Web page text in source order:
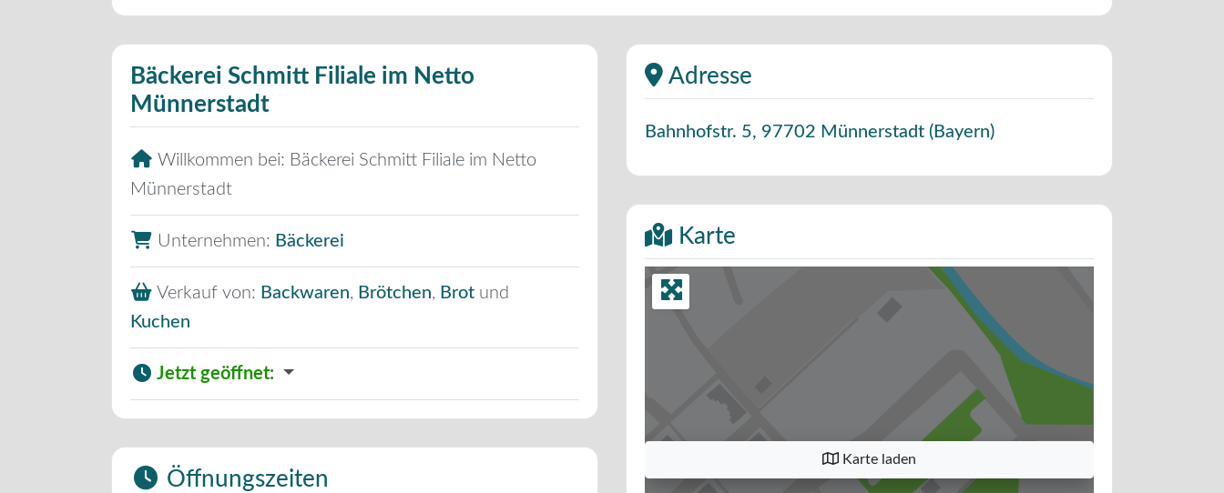
Bäckerei Schmitt Filiale im Netto
Münnerstadt
Willkommen bei: Bäckerei Schmitt Filiale im Netto
Münnerstadt
Unternehmen: Bäckerei
Verkauf von: Backwaren, Brötchen, Brot und
Kuchen
Jetzt geöffnet:
Öffnungszeiten
Adresse
Bahnhofstr. 5, 97702 Münnerstadt ( Bayern)
Karte
Karte laden